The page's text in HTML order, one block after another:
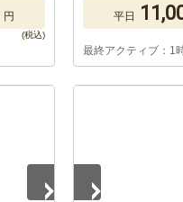
円 平日
最終アクティブ：1